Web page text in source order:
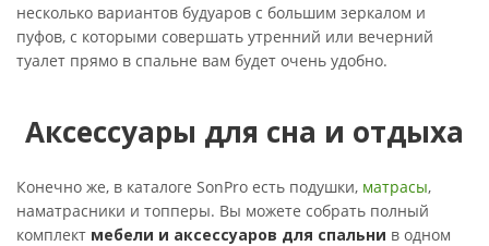
несколько вариантов будуаров с большим зеркалом и
пуфов, с которыми совершать утренний или вечерний
туалет прямо в спальне вам будет очень удобно.
Аксессуары для сна и отдыха
Конечно же, в каталоге SonPro есть подушки, матрасы,
наматрасники и топперы. Вы можете собрать полный
комплект мебели и аксессуаров для спальни в одном